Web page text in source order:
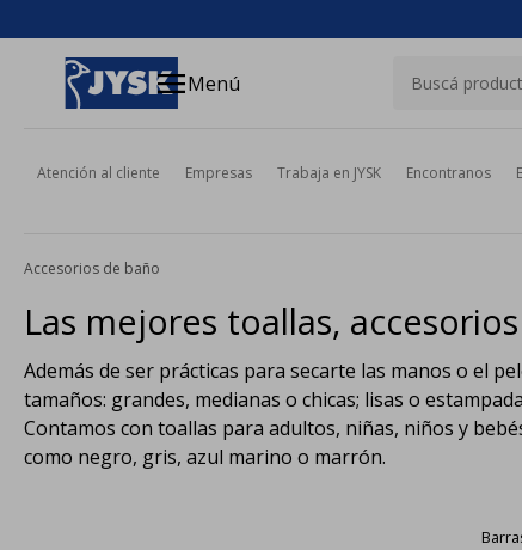
menuMenú
Atención al cliente Empresas Trabaja en JYSK Encontranos
Accesorios de baño
Las mejores toallas,
Además de ser prácticas para secarte las manos o el
tamaños: grandes, medianas o chicas; lisas o
Contamos con toallas para adultos, niñas, niños y
como negro, gris, azul marino o marrón.
close